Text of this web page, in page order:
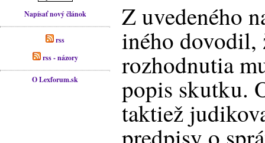
Napísať nový článok
rss
rss - názory
O Lexforum.sk
Z uvedeného
iného dovodil,
rozhodnutia
popis skutku.
taktiež